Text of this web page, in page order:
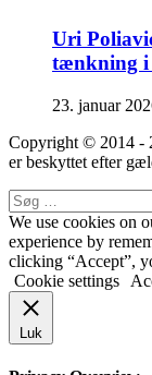
Uri
tænkning i
23. januar
Copyright © 2014 -
er beskyttet efter
Close
Søg
efter:
We use cookies on
experience by
clicking “Accept”,
Cookie settings
Luk